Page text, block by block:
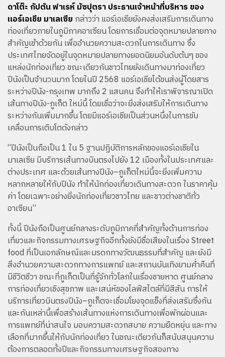
ดาโต๊ะ กัปตัน ฟาเรห์ มัซปุตรา ประธานเจ้าหน้าที่บริหาร ของ
แอร์เอเชีย มาเลเซีย กล่าวว่า แอร์เอเชียยังคงส่งเสริมการเดินทาง
ท่องเที่ยวภายในภูมิภาคอาเซียน โดยการเชื่อมต่อจุดหมายปลายทาง
สำคัญเข้าด้วยกัน เพื่ออำนวยความสะดวกในการเดินทาง ซึ่ง
ประเทศไทยจัดอยู่ในจุดหมายปลายทางยอดนิยมอันดับต้นๆ ของ
แหล่งนักท่องเที่ยว ขณะเดียวกันชาวไทยยังเดินทางมาท่องเที่ยว
ปีนังเป็นจำนวนมาก โดยในปี 2568 แอร์เอเชียได้ขนส่งผู้โดยสาร
ระหว่างปีนัง-กรุงเทพ มากถึง 2 แสนคน จึงทำให้เราพิจารณาเปิด
เส้นทางปีนัง-ภูเก็ต ใหม่นี้ โดยเชื่อว่าจะยิ่งส่งเสริมให้การเดินทาง
ระหว่างกันเพิ่มมากขึ้น โดยมีแอร์เอเชียเป็นส่วนหนึ่งในการขับ
เคลื่อนการเติบโตดังกล่าว
“ปีนังเป็นถือเป็น 1 ใน 5 ฐานปฏิบัติการหลักของแอร์เอเชียใน
มาเลเซีย มีบริการเส้นทางบินตรงไปยัง 12 เมืองทั้งในประเทศและ
ต่างประเทศ และด้วยเส้นทางปีนัง–ภูเก็ตใหม่นี้จะยิ่งเพิ่มความ
หลากหลายให้กับปีนัง ทำให้นักท่องเที่ยวเดินทางสะดวก ในราคาคุ้ม
ค่า โดยเฉพาะอย่างยิ่งนักท่องเที่ยวชาวไทย และชาวต่างชาติทั่ว
อาเซียน”
ทั้งนี้ ปีนังถือเป็นศูนย์กลางระดับภูมิภาคที่สำคัญทั้งด้านการท่อง
เที่ยวและกิจกรรมทางเศรษฐกิจอีกทั้งยังมีชื่อเสียงในเรื่อง Street
food ที่เป็นเอกลักษณ์และมรดกทางวัฒนธรรมที่สำคัญ และยังมี
สิ่งอำนวยความสะดวกทางการแพทย์ และสถานบันเทิงยามค่ำคืนที่
มีชีวิตชีวา ขณะที่ภูเก็ตเป็นที่รู้จักทั่วโลกในเรื่องชายหาด ศูนย์กลาง
การท่องเที่ยวเชิงสุขภาพ และเสน่ห์ของไลฟ์สไตล์ที่มีสีสัน การให้
บริการเที่ยวบินตรงปีนัง–ภูเก็ตจะเชื่อมโยงจุดแข็งที่ส่งเสริมซึ่งกัน
และกันเหล่านี้เพื่อสร้างเส้นทางแห่งการเดินทางเพื่อพักผ่อนและ
การแพทย์ที่น่าสนใจ มอบความสะดวกสบาย ความยืดหยุ่น และทาง
เลือกที่มากขึ้นให้กับนักท่องเที่ยว ในขณะเดียวกันก็สนับสนุนความ
ต้องการตลอดทั้งปีและกิจกรรมทางเศรษฐกิจสองทาง